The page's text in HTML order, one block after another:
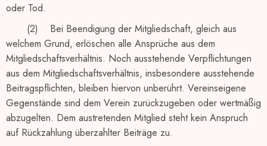
oder Tod.
(2) Bei Beendigung der Mitgliedschaft, gleich aus
welchem Grund, erlöschen alle Ansprüche aus dem
Mitgliedschaftsverhältnis. Noch ausstehende Verpflichtungen
aus dem Mitgliedschaftsverhältnis, insbesondere ausstehende
Beitragspflichten, bleiben hiervon unberührt. Vereinseigene
Gegenstände sind dem Verein zurückzugeben oder wertmäßig
abzugelten. Dem austretenden Mitglied steht kein Anspruch
auf Rückzahlung überzahlter Beiträge zu.